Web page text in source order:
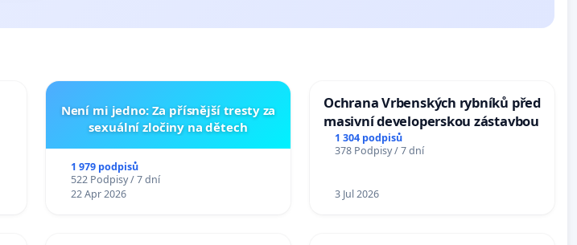
Není mi jedno: Za přísnější tresty za
sexuální zločiny na dětech
1 979 podpisů
522 Podpisy / 7 dní
22 Apr 2026
Ochrana Vrbenských rybníků před
masivní developerskou zástavbou
1 304 podpisů
378 Podpisy / 7 dní
3 Jul 2026